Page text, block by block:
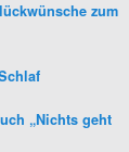
zum
„Nichts geht